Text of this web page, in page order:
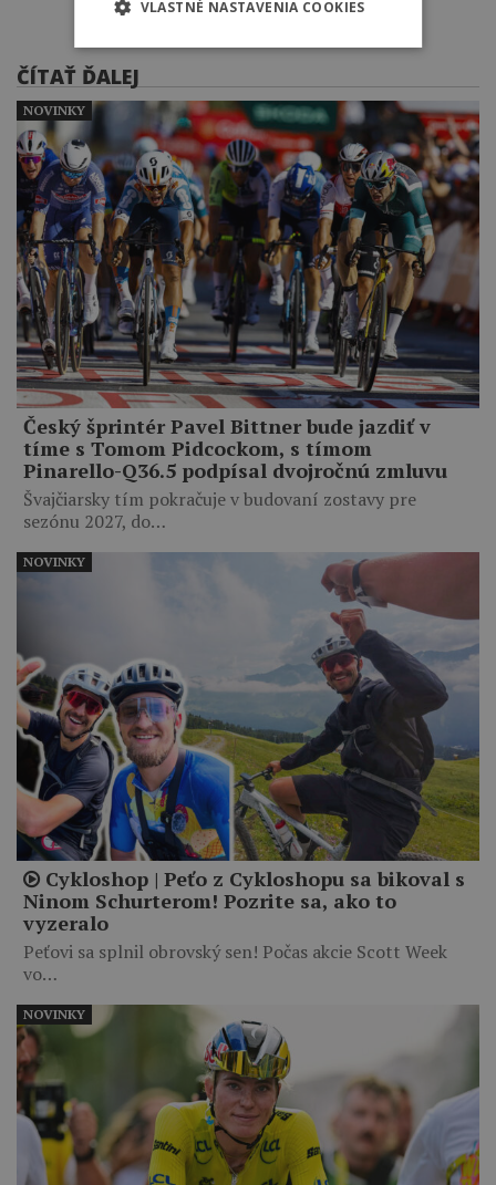
ČÍTAŤ ĎALEJ
Český šprintér Pavel Bittner bude jazdiť v
tíme s Tomom Pidcockom, s tímom
Pinarello-Q36.5 podpísal dvojročnú zmluvu
Švajčiarsky tím pokračuje v budovaní zostavy pre
sezónu 2027, do…
NOVINKY
Cykloshop | Peťo z Cykloshopu sa bikoval s
Ninom Schurterom! Pozrite sa, ako to
vyzeralo
Peťovi sa splnil obrovský sen! Počas akcie Scott Week
vo…
NOVINKY
NOVINKY
VLASTNÉ NASTAVENIA COOKIES